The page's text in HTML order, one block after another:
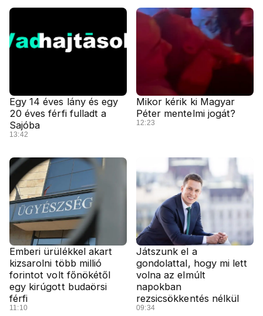
Egy 14 éves lány és egy
20 éves férfi fulladt a
Sajóba
13:42
Mikor kérik ki Magyar
Péter mentelmi jogát?
12:23
Emberi ürülékkel akart
kizsarolni több millió
forintot volt főnökétől
egy kirúgott budaörsi
férfi
11:10
Játszunk el a
gondolattal, hogy mi lett
volna az elmúlt
napokban
rezsicsökkentés nélkül
09:34